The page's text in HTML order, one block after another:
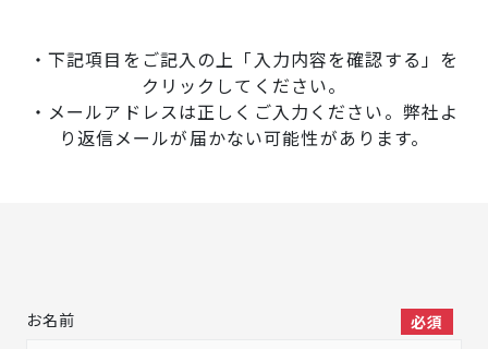
プレキャストコンクリート住宅
大成キングスアパートシリーズ
公共工事
お知らせ
企業情報
・下記項目をご記入の上「入力内容を確認する」を
クリックしてください。
・メールアドレスは正しくご入力ください。弊社よ
り返信メールが届かない可能性があります。
お名前 必須